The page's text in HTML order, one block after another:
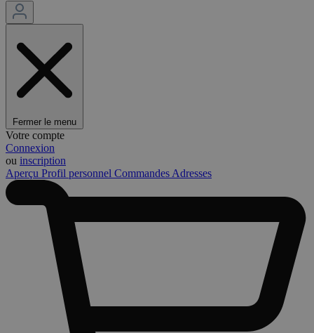
Fermer le menu
Votre compte
Connexion
ou inscription
Aperçu Profil personnel Commandes Adresses